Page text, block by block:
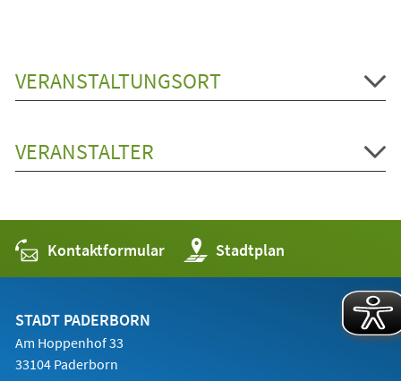
VERANSTALTUNGSORT
VERANSTALTER
Kontaktformular Stadtplan
(Öffnet
in
einem
STADT PADERBORN
Am Hoppenhof 33
33104 Paderborn